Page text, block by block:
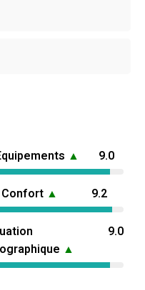
▲ 9.0
Confort ▲ 9.2
▲
9.0